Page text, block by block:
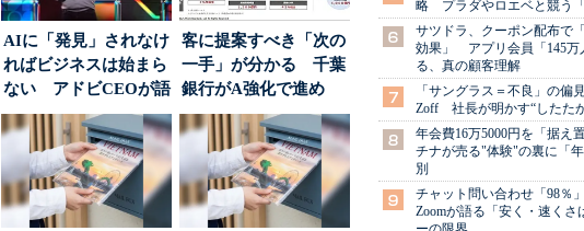
AIに「発見」されなけ
ればビジネスは始まら
ない アドビCEOが語
った、AIエージ...
客に提案すべき「次の
一手」が分かる 千葉
銀行がA強化で進め
る“One to On...
略 プラダやロエベと競う「
サツドラ、クーポン配布で
効果」 アプリ会員「145万
る、真の顧客理解
「サングラス＝不良」の偏
Zoff 社長が明かす“したた
年会費16万5000円を「据
チナが売る"体験"の裏に「
別
チャット問い合わせ「98％
Zoomが語る「安く・速くさ